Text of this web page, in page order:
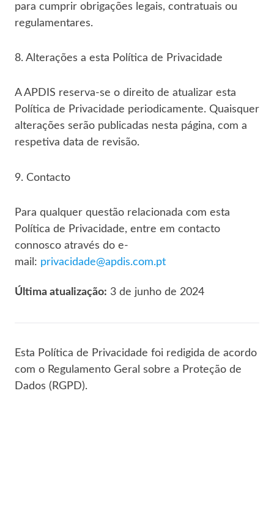
para cumprir obrigações legais, contratuais ou
regulamentares.
8. Alterações a esta Política de Privacidade
A APDIS reserva-se o direito de atualizar esta
Política de Privacidade periodicamente. Quaisquer
alterações serão publicadas nesta página, com a
respetiva data de revisão.
9. Contacto
Para qualquer questão relacionada com esta
Política de Privacidade, entre em contacto
connosco através do e-
mail: privacidade@apdis.com.pt
Última atualização: 3 de junho de 2024
Esta Política de Privacidade foi redigida de acordo
com o Regulamento Geral sobre a Proteção de
Dados (RGPD).